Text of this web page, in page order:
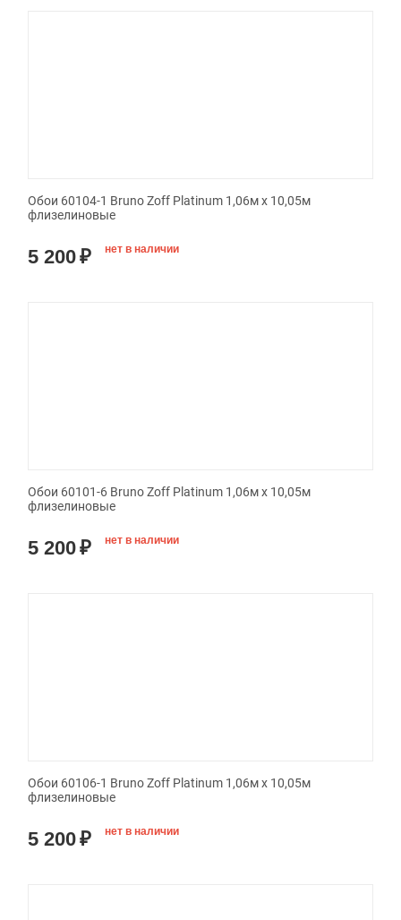
Обои 60104-1 Bruno Zoff Platinum 1,06м х 10,05м
флизелиновые
5 200₽ нет в наличии
Обои 60101-6 Bruno Zoff Platinum 1,06м х 10,05м
флизелиновые
5 200₽ нет в наличии
Обои 60106-1 Bruno Zoff Platinum 1,06м х 10,05м
флизелиновые
5 200₽ нет в наличии